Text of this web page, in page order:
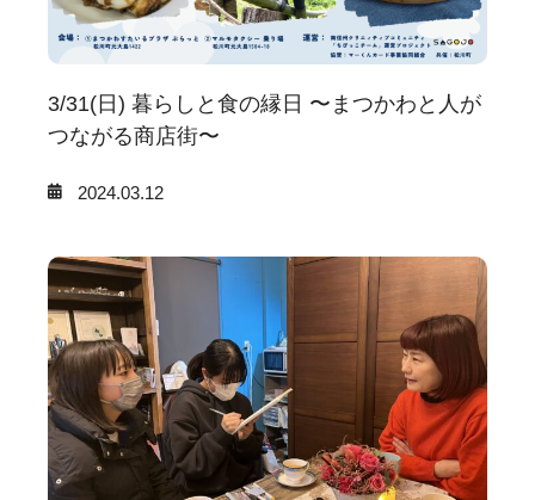
3/31(日) 暮らしと食の縁日 〜まつかわと人が
つながる商店街〜
2024.03.12